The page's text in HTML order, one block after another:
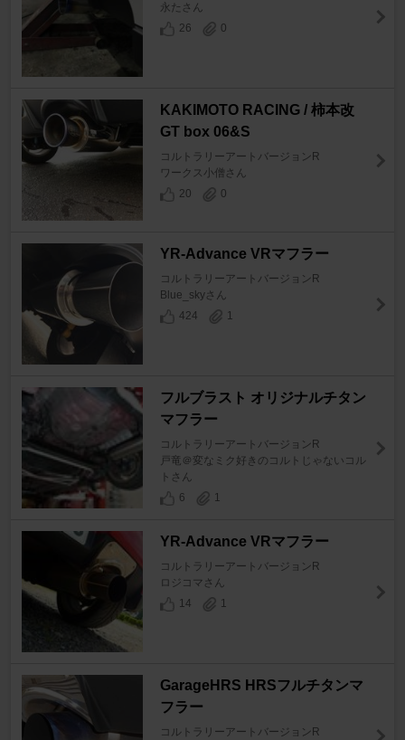
永たさん
26
0
KAKIMOTO RACING / 柿本改
GT box 06&S
コルトラリーアートバージョンR
ワークス小僧さん
20
0
YR-Advance VRマフラー
コルトラリーアートバージョンR
Blue_skyさん
424
1
フルブラスト オリジナルチタン
マフラー
コルトラリーアートバージョンR
戸竜＠変なミク好きのコルトじゃないコル
トさん
6
1
YR-Advance VRマフラー
コルトラリーアートバージョンR
ロジコマさん
14
1
GarageHRS HRSフルチタンマ
フラー
コルトラリーアートバージョンR